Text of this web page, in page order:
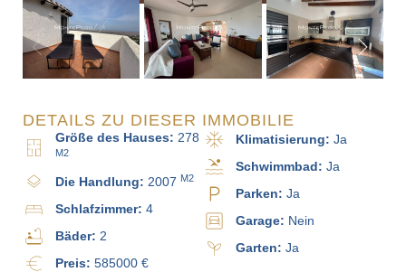
DETAILS ZU DIESER IMMOBILIE
Größe des Hauses:278
M2
Die Handlung:2007 M2
Schlafzimmer:4
Bäder:2
Preis:585000 €
Klimatisierung:Ja
Schwimmbad:Ja
Parken: Ja
Garage: Nein
Garten:Ja